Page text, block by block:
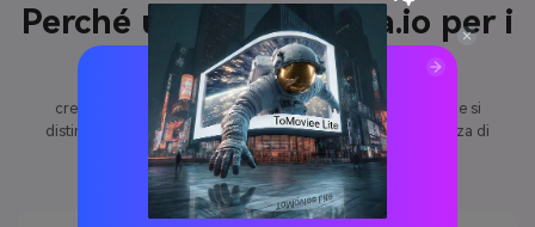
Perché utilizzare Media.io per i
video di discoteche AI
creare Professionale, Filigrana-Free nightclub clips
che si
distinguono: nessuna installazione di app, nessuna esperienza di
modifica necessaria.